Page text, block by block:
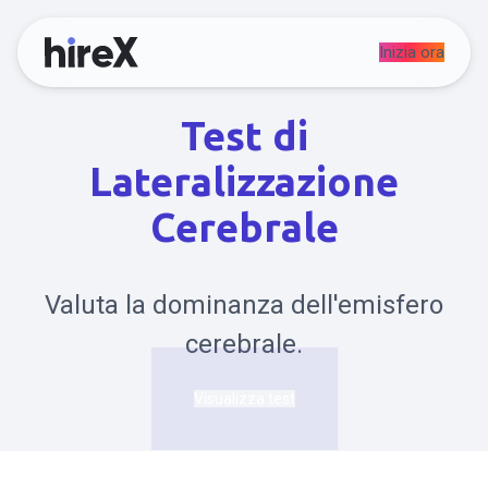
Inizia ora
Test di
Lateralizzazione
Cerebrale
Valuta la dominanza dell'emisfero
cerebrale.